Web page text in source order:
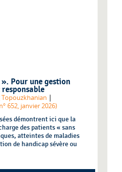
Pour une gestion
Topouzkhanian |
652, janvier 2026)
démontrent ici que la
des patients « sans
atteintes de maladies
de handicap sévère ou